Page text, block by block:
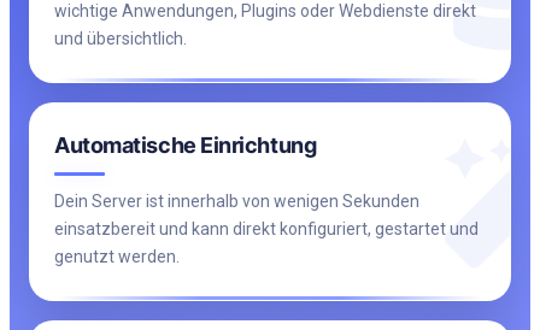
wichtige Anwendungen, Plugins oder Webdienste direkt
und übersichtlich.
Automatische Einrichtung
Dein Server ist innerhalb von wenigen Sekunden
einsatzbereit und kann direkt konfiguriert, gestartet und
genutzt werden.